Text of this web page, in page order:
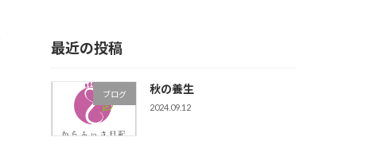
最近の投稿
ブログ 秋の養生
2024.09.12